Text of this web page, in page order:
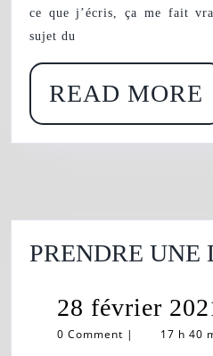
ce que j’écris, ça me fait
sujet du
READ MORE
PRENDRE UNE
28 février
0 Comment | 17 h 40